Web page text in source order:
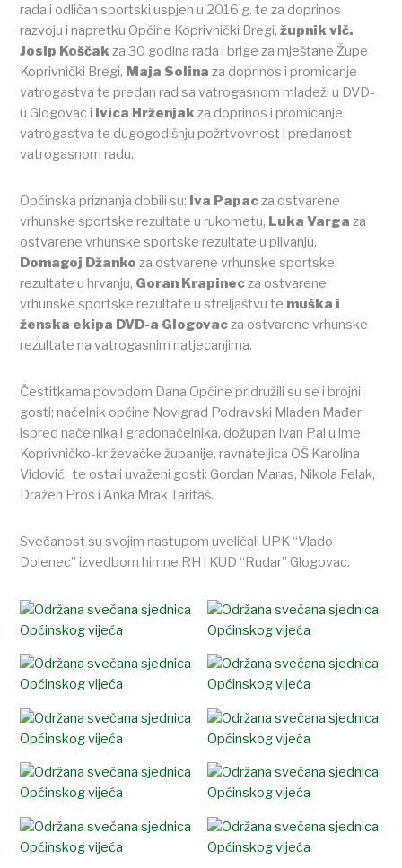
rada i odličan sportski uspjeh u 2016.g. te za doprinos
razvoju i napretku Općine Koprivnički Bregi,župnik vlč.
Josip Koščakza 30 godina rada i brige za mještane Župe
Koprivnički Bregi, Maja Solina za doprinos i promicanje
vatrogastva te predan rad sa vatrogasnom mladeži u DVD-
u Glogovac i Ivica Hrženjakza doprinos i promicanje
vatrogastva te dugogodišnju požrtvovnost i predanost
vatrogasnom radu.
Općinska priznanja dobili su: Iva Papacza ostvarene
vrhunske sportske rezultate u rukometu, Luka Varga za
ostvarene vrhunske sportske rezultate u plivanju,
Domagoj Džanko za ostvarene vrhunske sportske
rezultate u hrvanju, Goran Krapinecza ostvarene
vrhunske sportske rezultate u streljaštvu te muška i
ženska ekipa DVD-a Glogovacza ostvarene vrhunske
rezultate na vatrogasnim natjecanjima.
Čestitkama povodom Dana Općine pridružili su se i brojni
gosti; načelnik općine Novigrad Podravski Mladen Mađer
ispred načelnika i gradonačelnika, dožupan Ivan Pal u ime
Koprivničko-križevačke županije, ravnateljica OŠ Karolina
Vidović, te ostali uvaženi gosti: Gordan Maras, Nikola Felak,
Dražen Pros i Anka Mrak Taritaš.
Svečanost su svojim nastupom uveličali UPK “Vlado
Dolenec” izvedbom himne RH i KUD “Rudar” Glogovac.